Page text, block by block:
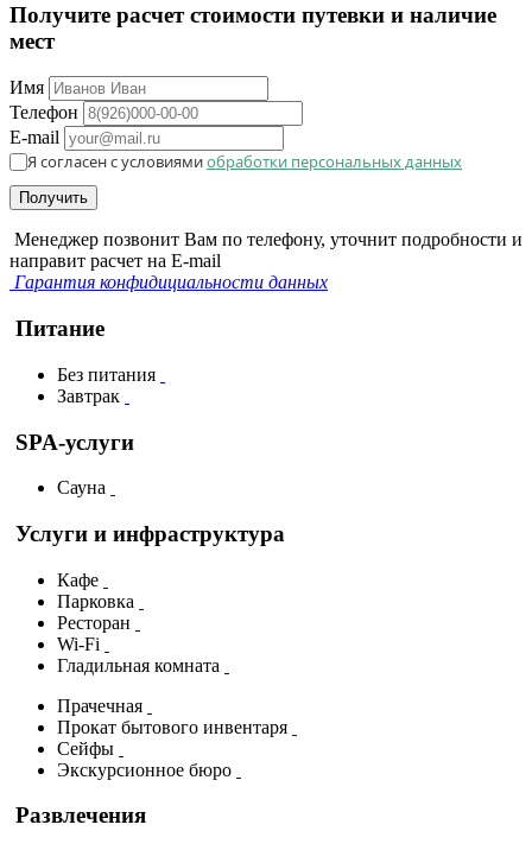
Получите расчет стоимости путевки и наличие
мест
Имя
Телефон
E-mail
Я согласен с условиямиобработки персональных данных
Получить
Менеджер позвонит Вам по телефону, уточнит подробности и
направит расчет на E-mail
Гарантия конфидициальности данных
Питание
Без питания
Завтрак
SPA-услуги
Сауна
Услуги и инфраструктура
Кафе
Парковка
Ресторан
Wi-Fi
Гладильная комната
Прачечная
Прокат бытового инвентаря
Сейфы
Экскурсионное бюро
Развлечения